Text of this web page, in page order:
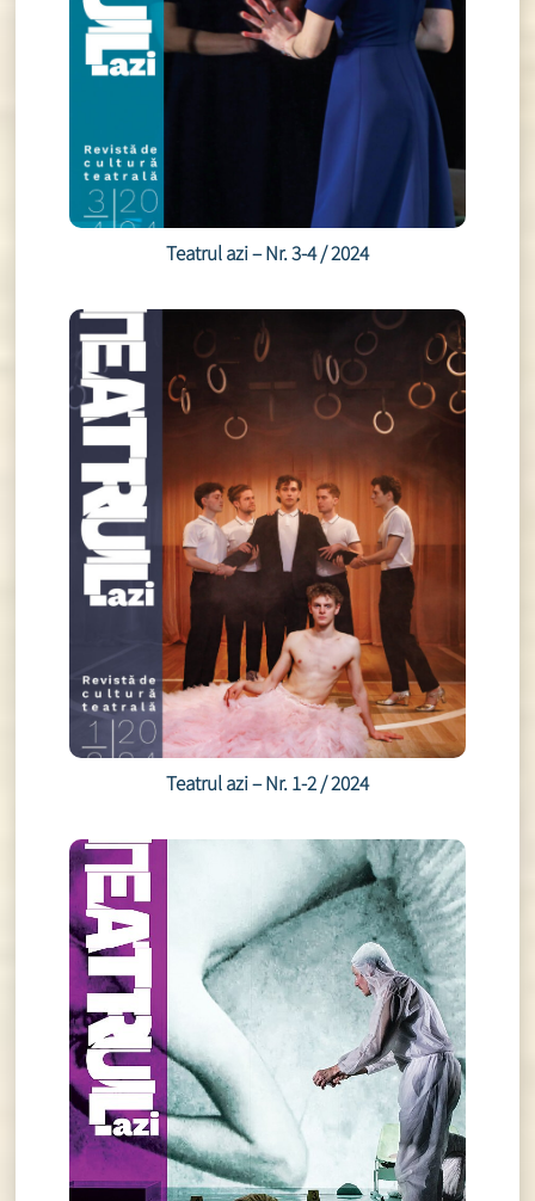
Teatrul azi – Nr. 3-4 / 2024
Teatrul azi – Nr. 1-2 / 2024